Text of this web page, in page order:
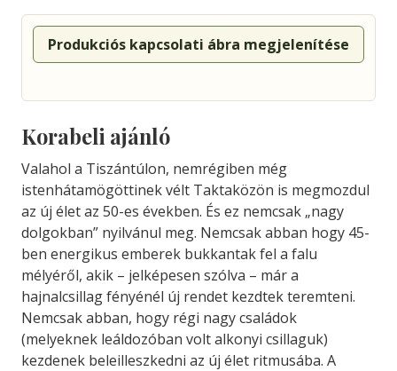
Produkciós kapcsolati ábra megjelenítése
Korabeli ajánló
Valahol a Tiszántúlon, nemrégiben még
istenhátamögöttinek vélt Taktaközön is megmozdul
az új élet az 50-es években. És ez nemcsak „nagy
dolgokban” nyilvánul meg. Nemcsak abban hogy 45-
ben energikus emberek bukkantak fel a falu
mélyéről, akik – jelképesen szólva – már a
hajnalcsillag fényénél új rendet kezdtek teremteni.
Nemcsak abban, hogy régi nagy családok
(melyeknek leáldozóban volt alkonyi csillaguk)
kezdenek beleilleszkedni az új élet ritmusába. A